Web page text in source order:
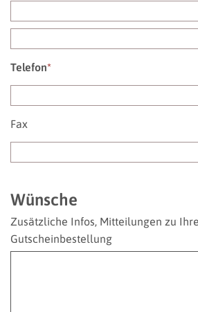
Telefon*
Fax
Wünsche
Zusätzliche Infos, Mitteilungen zu
Gutscheinbestellung